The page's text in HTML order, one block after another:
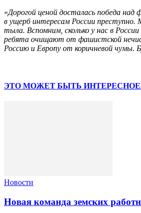
«Дорогой ценой досталась победа
в ущерб интересам России преступно.
тыла. Вспомним, сколько у нас в
ребята очищают от фашистской
Россию и Европу от коричневой чумы.
ЭТО МОЖЕТ БЫТЬ ИНТЕРЕСНО
Новости
Новая команда земских